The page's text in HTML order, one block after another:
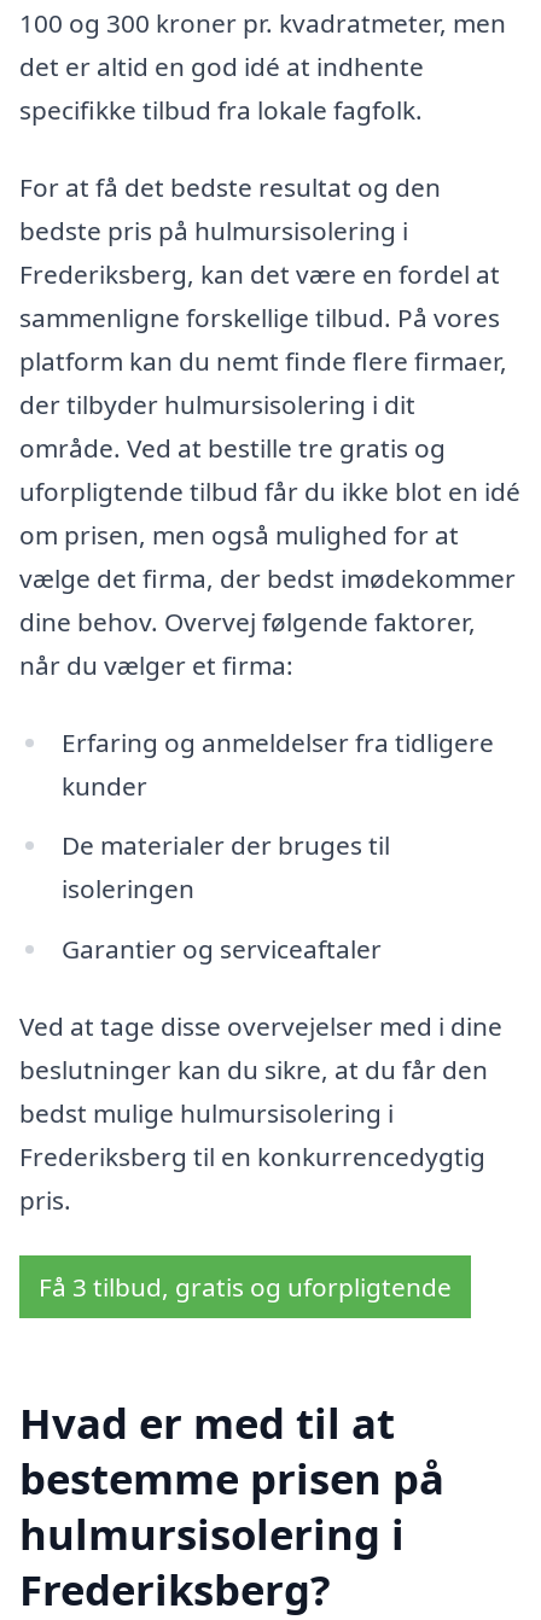
100 og 300 kroner pr. kvadratmeter, men
det er altid en god idé at indhente
specifikke tilbud fra lokale fagfolk.
For at få det bedste resultat og den
bedste pris på hulmursisolering i
Frederiksberg, kan det være en fordel at
sammenligne forskellige tilbud. På vores
platform kan du nemt finde flere firmaer,
der tilbyder hulmursisolering i dit
område. Ved at bestille tre gratis og
uforpligtende tilbud får du ikke blot en idé
om prisen, men også mulighed for at
vælge det firma, der bedst imødekommer
dine behov. Overvej følgende faktorer,
når du vælger et firma:
Erfaring og anmeldelser fra tidligere
kunder
De materialer der bruges til
isoleringen
Garantier og serviceaftaler
Ved at tage disse overvejelser med i dine
beslutninger kan du sikre, at du får den
bedst mulige hulmursisolering i
Frederiksberg til en konkurrencedygtig
pris.
Få 3 tilbud, gratis og uforpligtende
Hvad er med til at
bestemme prisen på
hulmursisolering i
Frederiksberg?